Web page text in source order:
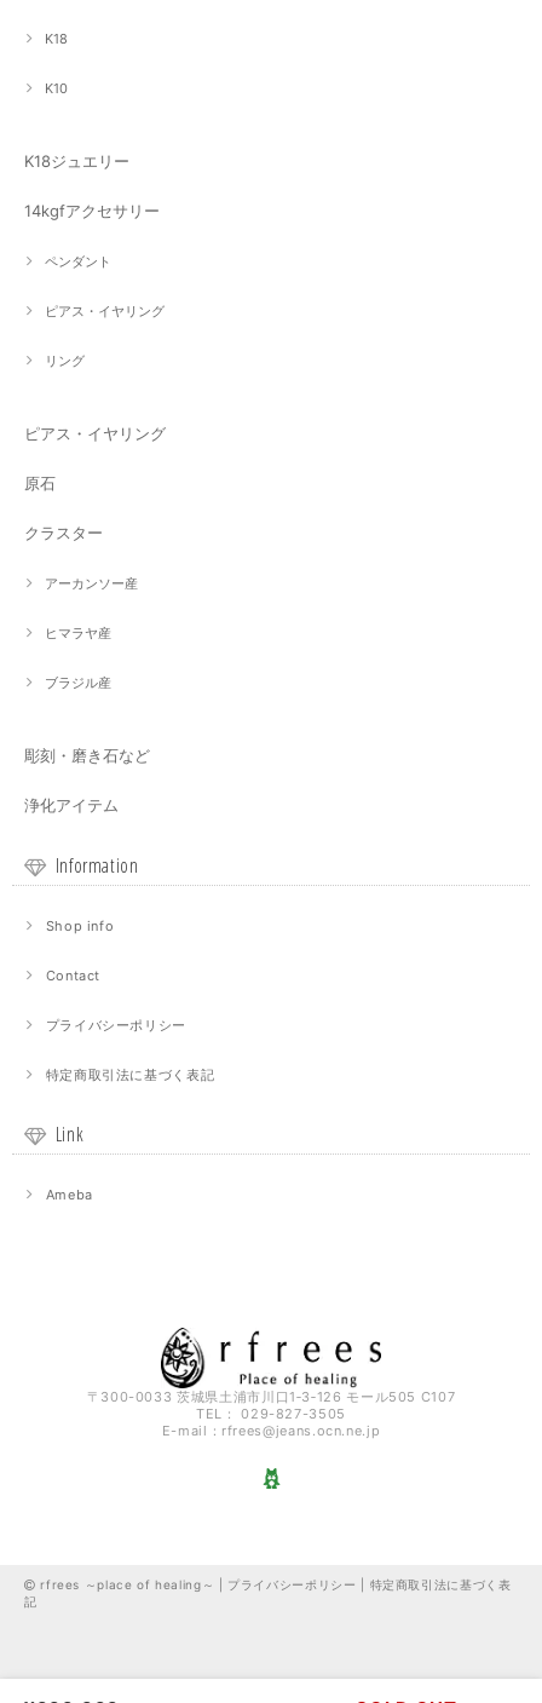
K18
K10
K18ジュエリー
14kgfアクセサリー
ペンダント
ピアス・イヤリング
リング
ピアス・イヤリング
原石
クラスター
アーカンソー産
ヒマラヤ産
ブラジル産
彫刻・磨き石など
浄化アイテム
Information
Shop info
Contact
プライバシーポリシー
特定商取引法に基づく表記
Link
Ameba
〒300-0033 茨城県土浦市川口1‐3‐126 モール505 C107
TEL： 029-827-3505
E-mail： rfrees@jeans.ocn.ne.jp
rfrees ～place of healing～ | プライバシーポリシー
特定商取引法に基づく表
記